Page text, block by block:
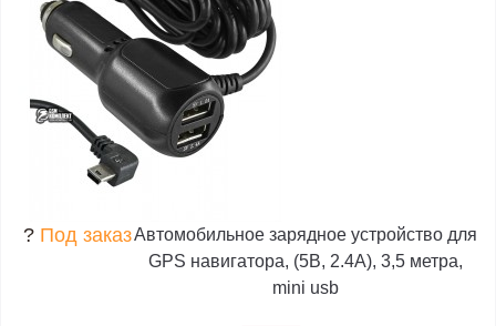
? Под заказАвтомобильное зарядное устройство для
GPS навигатора, (5В, 2.4А), 3,5 метра,
mini usb